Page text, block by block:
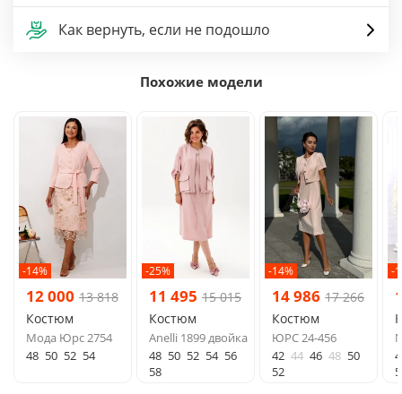
Как вернуть, если не подошло
Похожие модели
-14%
12 000 13 818
Костюм
Мода Юрс 2754
48 50 52 54
-25%
11 495 15 015
Костюм
Anelli 1899 двойка
48 50 52 54 56
58
-14%
14 986 17 266
Костюм
ЮРС 24-456
42 44 46 48 50
52
-